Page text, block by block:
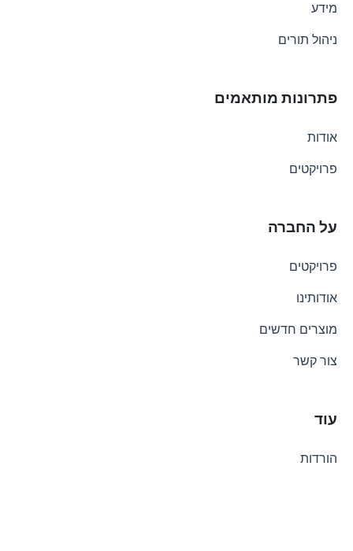
מידע
ניהול תורים
פתרונות מותאמים
אודות
פרויקטים
על החברה
פרויקטים
אודותינו
מוצרים חדשים
צור קשר
עוד
הורדות